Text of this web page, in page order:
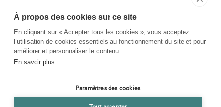
À propos des cookies sur ce site
En cliquant sur « Accepter tous les cookies », vous acceptez
l’utilisation de cookies essentiels au fonctionnement du site et pour
améliorer et personnaliser le contenu.
En savoir plus
Paramètres des cookies
Espace pro
Newsletter
La Vie des Classiques